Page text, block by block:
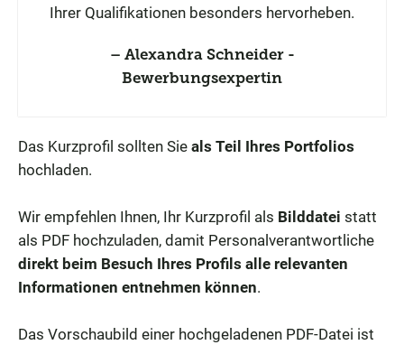
Ihrer Qualifikationen besonders hervorheben.
Alexandra Schneider -
Bewerbungsexpertin
Das Kurzprofil sollten Sie als Teil Ihres Portfolios
hochladen.
Wir empfehlen Ihnen, Ihr Kurzprofil als Bilddatei statt
als PDF hochzuladen, damit Personalverantwortliche
direkt beim Besuch Ihres Profils alle relevanten
Informationen entnehmen können.
Das Vorschaubild einer hochgeladenen PDF-Datei ist